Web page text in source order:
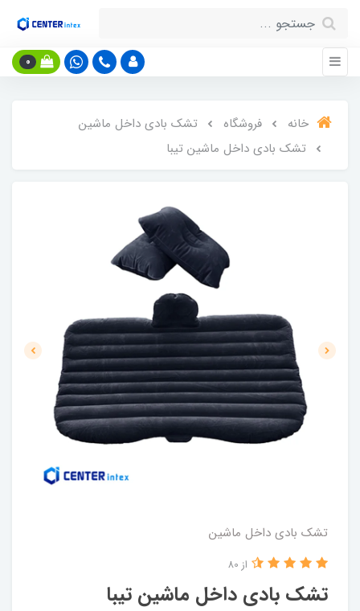
0
خانه فروشگاه
تشک بادی داخل ماشین
تشک بادی داخل ماشین تیبا
تشک بادی داخل ماشین
تشک بادی داخل ماشین تیبا
از 80